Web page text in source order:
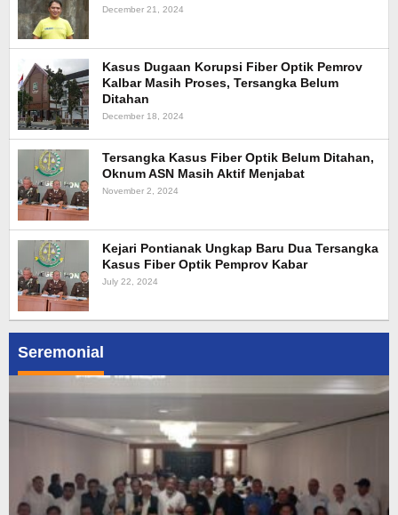
Seremonial
December 21, 2024
Kasus Dugaan Korupsi Fiber Optik Pemrov
Kalbar Masih Proses, Tersangka Belum
Ditahan
December 18, 2024
Tersangka Kasus Fiber Optik Belum Ditahan,
Oknum ASN Masih Aktif Menjabat
November 2, 2024
Kejari Pontianak Ungkap Baru Dua Tersangka
Kasus Fiber Optik Pemprov Kabar
July 22, 2024